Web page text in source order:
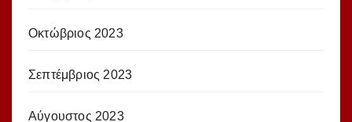
Οκτώβριος 2023
Σεπτέμβριος 2023
Αύγουστος 2023